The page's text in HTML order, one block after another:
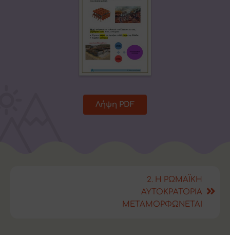
Λήψη PDF
2. Η ΡΩΜΑΪΚΗ
ΑΥΤΟΚΡΑΤΟΡΙΑ
ΜΕΤΑΜΟΡΦΩΝΕΤΑΙ